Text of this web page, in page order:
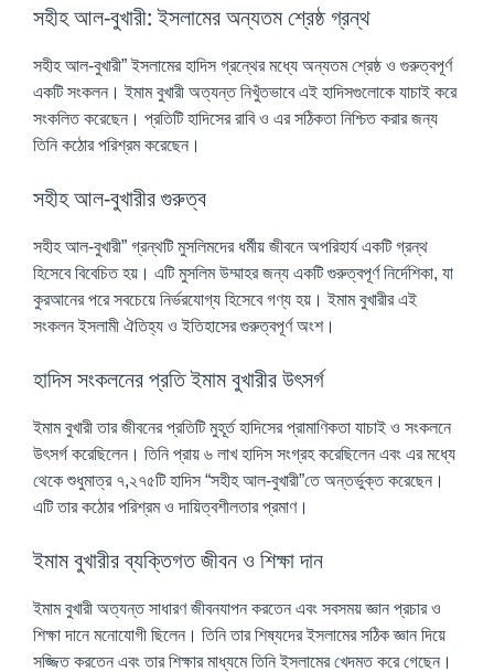
সহীহ আল-বুখারী: ইসলামের অন্যতম শ্রেষ্ঠ গ্রন্থ
সহীহ আল-বুখারী” ইসলামের হাদিস গ্রন্থের মধ্যে অন্যতম শ্রেষ্ঠ ও গুরুত্বপূর্ণ
একটি সংকলন। ইমাম বুখারী অত্যন্ত নিখুঁতভাবে এই হাদিসগুলোকে যাচাই করে
সংকলিত করেছেন। প্রতিটি হাদিসের রাবি ও এর সঠিকতা নিশ্চিত করার জন্য
তিনি কঠোর পরিশ্রম করেছেন।
সহীহ আল-বুখারীর গুরুত্ব
সহীহ আল-বুখারী” গ্রন্থটি মুসলিমদের ধর্মীয় জীবনে অপরিহার্য একটি গ্রন্থ
হিসেবে বিবেচিত হয়। এটি মুসলিম উম্মাহর জন্য একটি গুরুত্বপূর্ণ নির্দেশিকা, যা
কুরআনের পরে সবচেয়ে নির্ভরযোগ্য হিসেবে গণ্য হয়। ইমাম বুখারীর এই
সংকলন ইসলামী ঐতিহ্য ও ইতিহাসের গুরুত্বপূর্ণ অংশ।
হাদিস সংকলনের প্রতি ইমাম বুখারীর উৎসর্গ
ইমাম বুখারী তার জীবনের প্রতিটি মুহূর্ত হাদিসের প্রামাণিকতা যাচাই ও সংকলনে
উৎসর্গ করেছিলেন। তিনি প্রায় ৬ লাখ হাদিস সংগ্রহ করেছিলেন এবং এর মধ্যে
থেকে শুধুমাত্র ৭,২৭৫টি হাদিস “সহীহ আল-বুখারী”তে অন্তর্ভুক্ত করেছেন।
এটি তার কঠোর পরিশ্রম ও দায়িত্বশীলতার প্রমাণ।
ইমাম বুখারীর ব্যক্তিগত জীবন ও শিক্ষা দান
ইমাম বুখারী অত্যন্ত সাধারণ জীবনযাপন করতেন এবং সবসময় জ্ঞান প্রচার ও
শিক্ষা দানে মনোযোগী ছিলেন। তিনি তার শিষ্যদের ইসলামের সঠিক জ্ঞান দিয়ে
সজ্জিত করতেন এবং তার শিক্ষার মাধ্যমে তিনি ইসলামের খেদমত করে গেছেন।